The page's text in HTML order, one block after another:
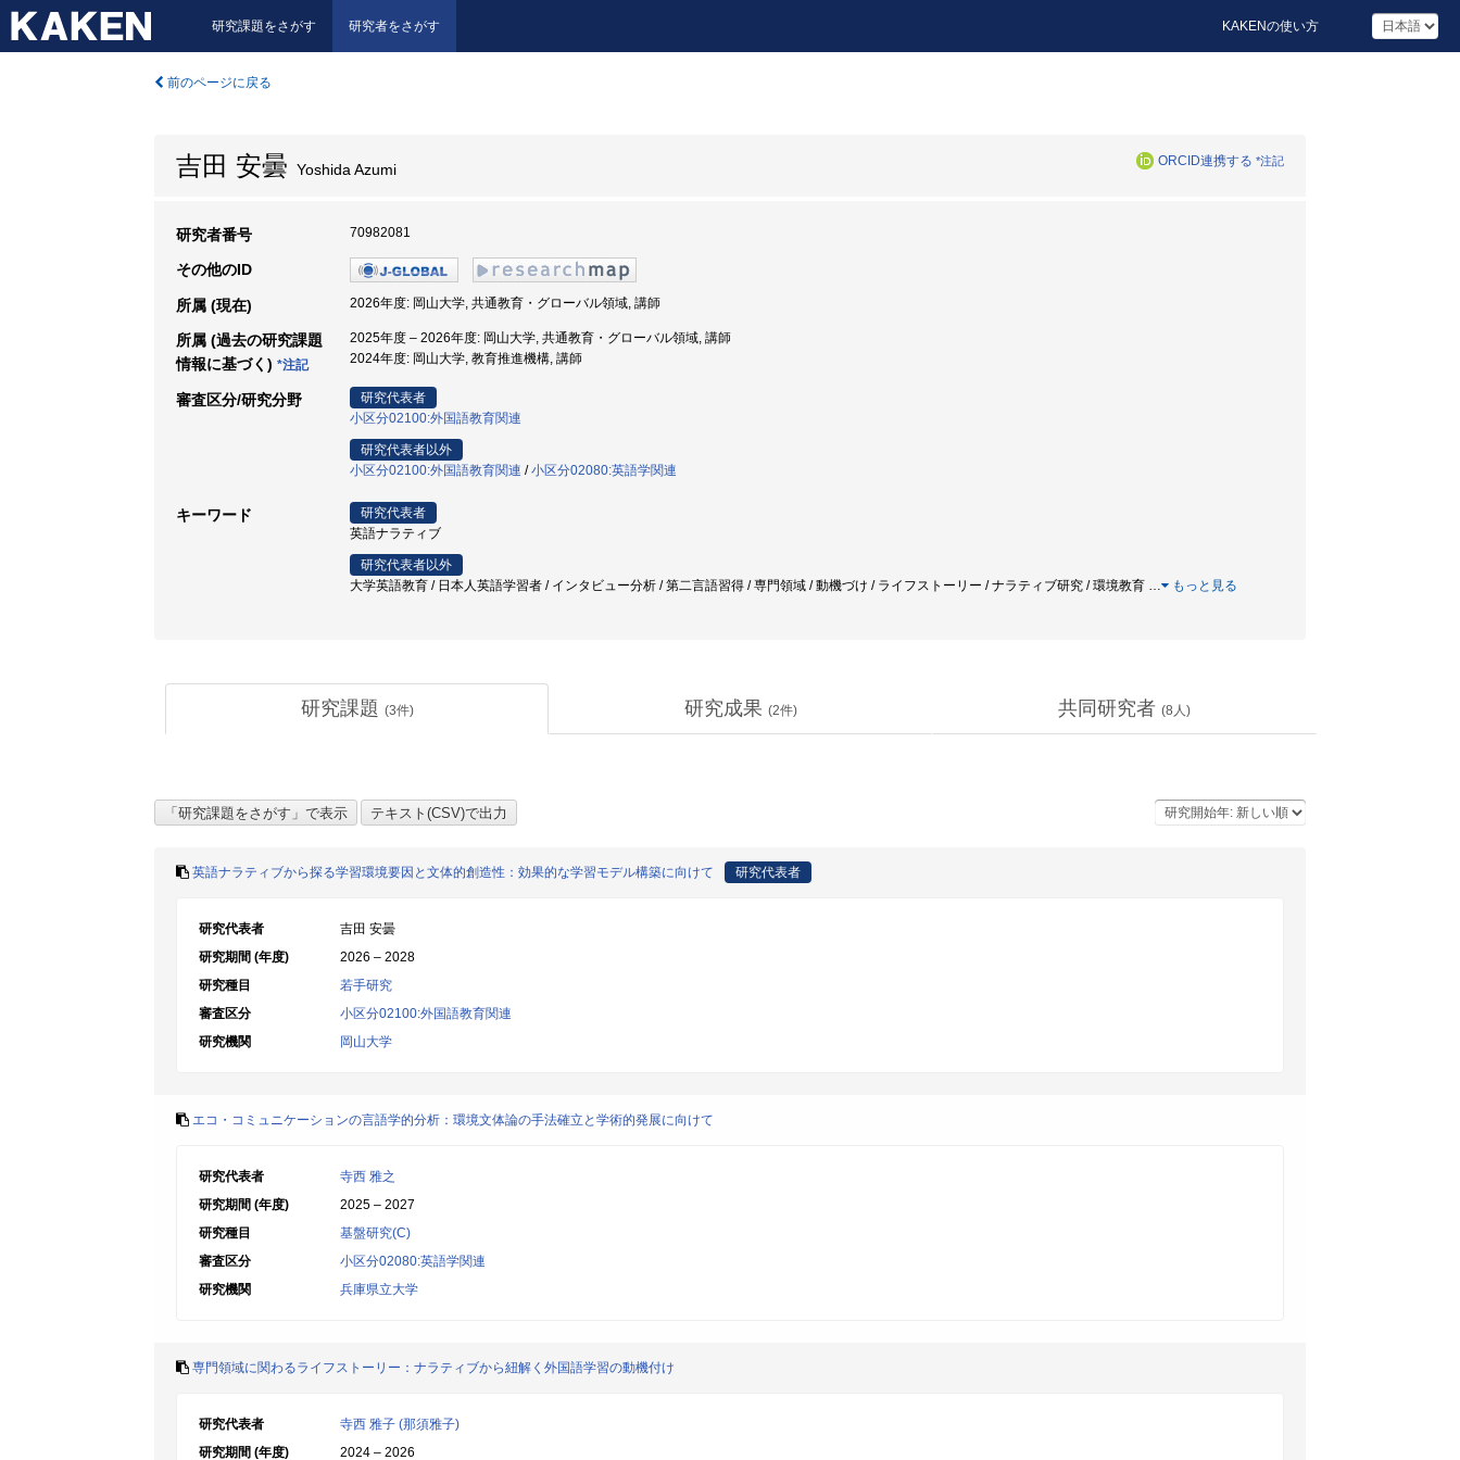
研究課題をさがす 研究者をさがす KAKENの使い方
前のページに戻る
吉田 安曇 Yoshida Azumi ORCID連携する *注記
研究者番号 70982081
その他のID
所属 (現在) 2026年度: 岡山大学, 共通教育・グローバル領域, 講師
所属 (過去の研究課題
情報に基づく) *注記
2025年度 – 2026年度: 岡山大学, 共通教育・グローバル領域, 講師
2024年度: 岡山大学, 教育推進機構, 講師
審査区分/研究分野
研究代表者
小区分02100:外国語教育関連
研究代表者以外
小区分02100:外国語教育関連 /小区分02080:英語学関連
キーワード
研究代表者
英語ナラティブ
研究代表者以外
大学英語教育 / 日本人英語学習者 / インタビュー分析 / 第二言語習得 / 専門領域 / 動機づけ / ライフストーリー / ナラティブ研究 / 環境教育 … もっと見る
研究課題 (3件) 研究成果 (2件) 共同研究者 (8 人)
英語ナラティブから探る学習環境要因と文体的創造性：効果的な学習モデル構築に向けて 研究代表者
研究代表者
吉田 安曇
研究期間 (年度)
2026 – 2028
研究種目
若手研究
審査区分
小区分02100:外国語教育関連
研究機関
岡山大学
エコ・コミュニケーションの言語学的分析：環境文体論の手法確立と学術的発展に向けて
研究代表者
寺西 雅之
研究期間 (年度)
2025 – 2027
研究種目
基盤研究(C)
審査区分
小区分02080:英語学関連
研究機関
兵庫県立大学
専門領域に関わるライフストーリー：ナラティブから紐解く外国語学習の動機付け
研究代表者
寺西 雅子 (那須雅子)
研究期間 (年度)
2024 – 2026